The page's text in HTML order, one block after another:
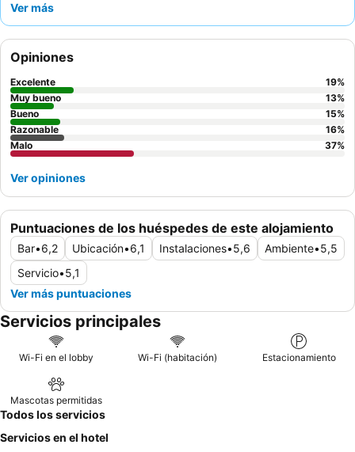
estancias más largas. Los huéspedes elogian constantemente al
desayuno continental aceptable. Para una experiencia más
tranquila, se recomienda solicitar una habitación alejada de las
vías del tren.
Ver más
Puntuaciones de los huéspedes de este alojamiento
Bar•6,2 Ubicación•6,1 Instalaciones•5,6 Ambiente•5,5
Servicio•5,1
Ver más puntuaciones
Opiniones
Excelente 19%
Muy bueno
13%
Bueno
15%
Razonable
16%
Malo
37%
Ver opiniones
Servicios principales
Wi-Fi en el lobby Wi-Fi (habitación) Estacionamiento
Mascotas permitidas
Todos los servicios
Servicios en el hotel